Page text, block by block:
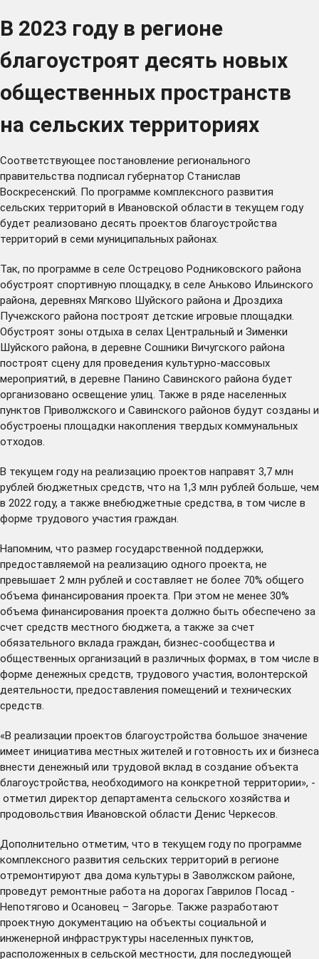
В 2023 году в регионе
благоустроят десять новых
общественных пространств
на сельских территориях
Соответствующее постановление регионального
правительства подписал губернатор Станислав
Воскресенский. По программе комплексного развития
сельских территорий в Ивановской области в текущем году
будет реализовано десять проектов благоустройства
территорий в семи муниципальных районах.
Так, по программе в селе Острецово Родниковского района
обустроят спортивную площадку, в селе Аньково Ильинского
района, деревнях Мягково Шуйского района и Дроздиха
Пучежского района построят детские игровые площадки.
Обустроят зоны отдыха в селах Центральный и Зименки
Шуйского района, в деревне Сошники Вичугского района
построят сцену для проведения культурно-массовых
мероприятий, в деревне Панино Савинского района будет
организовано освещение улиц. Также в ряде населенных
пунктов Приволжского и Савинского районов будут созданы и
обустроены площадки накопления твердых коммунальных
отходов.
В текущем году на реализацию проектов направят 3,7 млн
рублей бюджетных средств, что на 1,3 млн рублей больше, чем
в 2022 году, а также внебюджетные средства, в том числе в
форме трудового участия граждан.
Напомним, что размер государственной поддержки,
предоставляемой на реализацию одного проекта, не
превышает 2 млн рублей и составляет не более 70% общего
объема финансирования проекта. При этом не менее 30%
объема финансирования проекта должно быть обеспечено за
счет средств местного бюджета, а также за счет
обязательного вклада граждан, бизнес-сообщества и
общественных организаций в различных формах, в том числе в
форме денежных средств, трудового участия, волонтерской
деятельности, предоставления помещений и технических
средств.
«В реализации проектов благоустройства большое значение
имеет инициатива местных жителей и готовность их и бизнеса
внести денежный или трудовой вклад в создание объекта
благоустройства, необходимого на конкретной территории», -
отметил директор департамента сельского хозяйства и
продовольствия Ивановской области Денис Черкесов.
Дополнительно отметим, что в текущем году по программе
комплексного развития сельских территорий в регионе
отремонтируют два дома культуры в Заволжском районе,
проведут ремонтные работа на дорогах Гаврилов Посад -
Непотягово и Осановец – Загорье. Также разработают
проектную документацию на объекты социальной и
инженерной инфраструктуры населенных пунктов,
расположенных в сельской местности, для последующей